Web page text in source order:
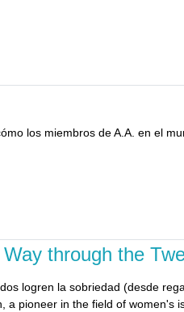
los miembros de A.A. en el
through the
logren la sobriedad (desde
pioneer in the field of women's